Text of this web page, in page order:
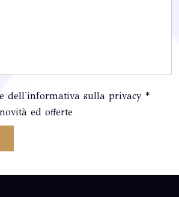
dell'informativa sulla privacy *
ed offerte